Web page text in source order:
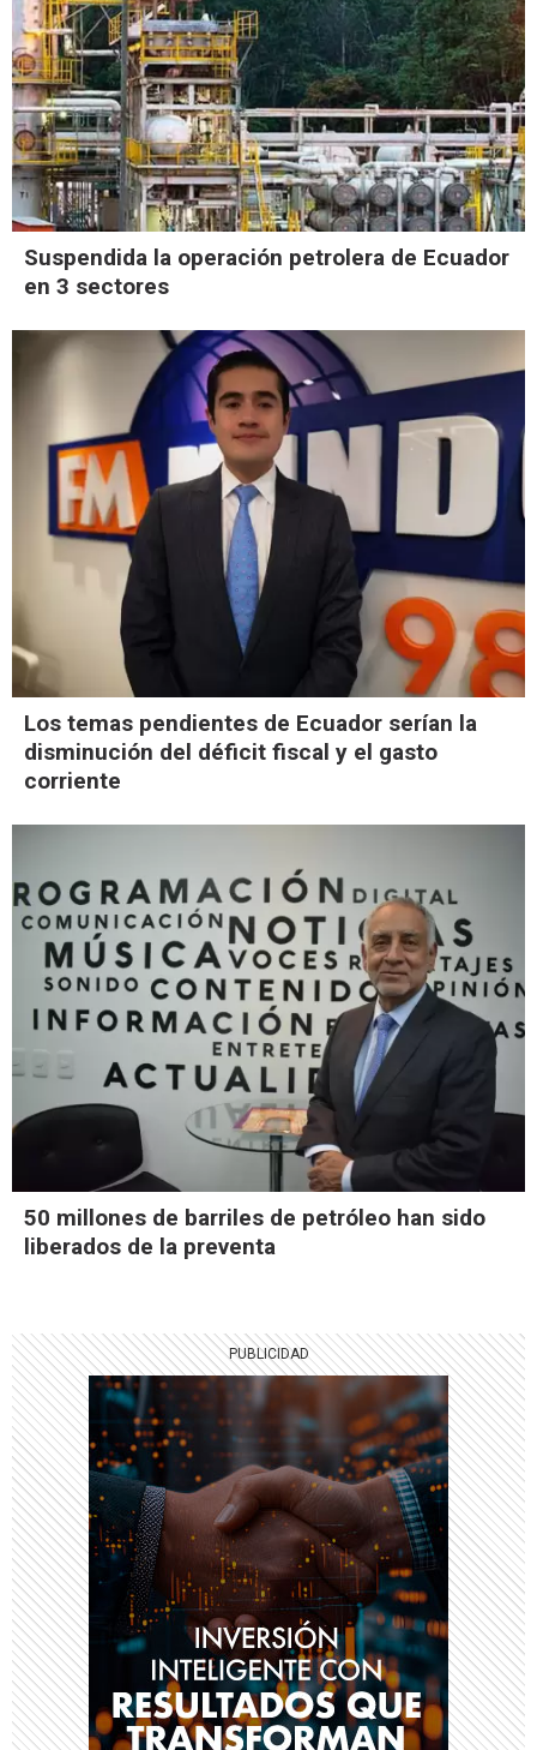
Suspendida la operación petrolera de Ecuador
en 3 sectores
Los temas pendientes de Ecuador serían la
disminución del déficit fiscal y el gasto
corriente
50 millones de barriles de petróleo han sido
liberados de la preventa